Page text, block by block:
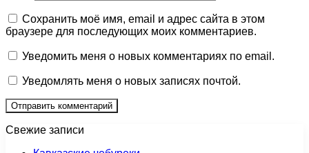
Сохранить моё имя, email и адрес сайта в этом
браузере для последующих моих комментариев.
Уведомить меня о новых комментариях по email.
Уведомлять меня о новых записях почтой.
Свежие записи